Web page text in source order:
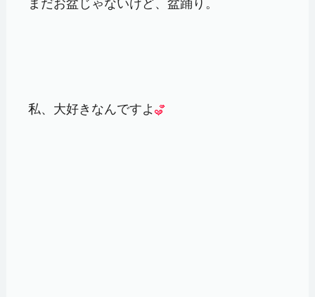
私、大好きなんですよ